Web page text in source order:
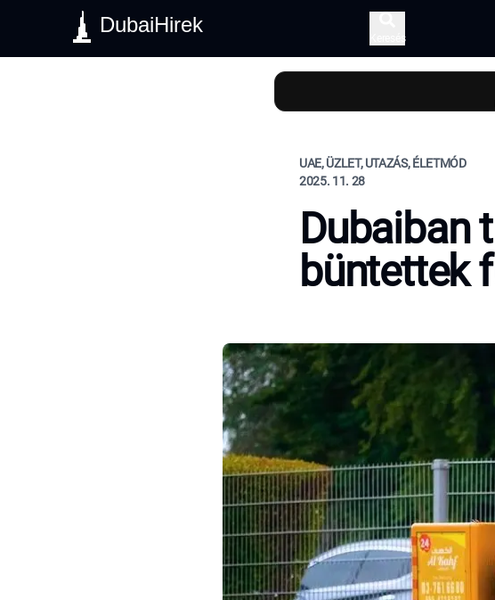
DubaiHirek
Keresés
UAE, ÜZLET, UTAZÁS, ÉLETMÓD
2025. 11. 28
Dubaiban
büntettek